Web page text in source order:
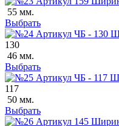
55 мм.
Выбрать
130
46 мм.
Выбрать
117
50 мм.
Выбрать